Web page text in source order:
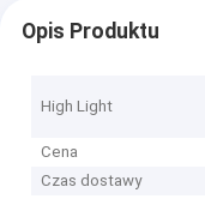
Opis Produktu
High Light
Cena
Czas dostawy